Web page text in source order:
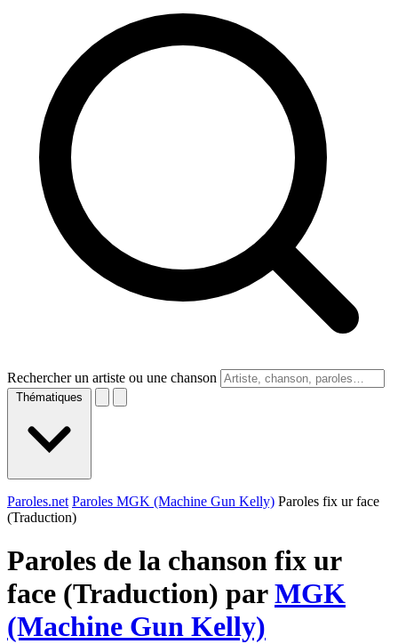
Rechercher un artiste ou une chanson
Thématiques
Paroles.net Paroles MGK (Machine Gun Kelly) Paroles fix ur face
(Traduction)
Paroles de la chanson fix ur
face (Traduction) parMGK
(Machine Gun Kelly)